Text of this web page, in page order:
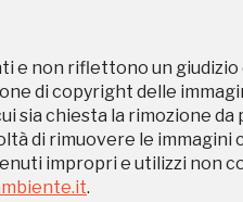
e non riflettono un giudizio
di copyright delle
sia chiesta la rimozione
di rimuovere le immagini
impropri e utilizzi non
.
Museo
Sansevero
Napoli